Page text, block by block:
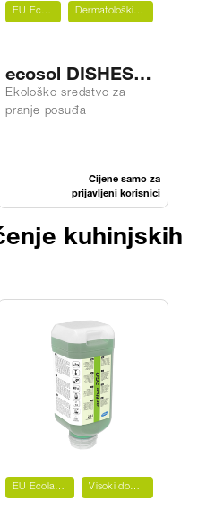
EU Ecolabel Dermatološki ispitano
ecosol DISHES
ECO 4PURE/MIX
Ekološko sredstvo za
pranje posuđa
Cijene samo za
prijavljeni korisnici
kuhinjskih
EU Ecolabel Visoki domet